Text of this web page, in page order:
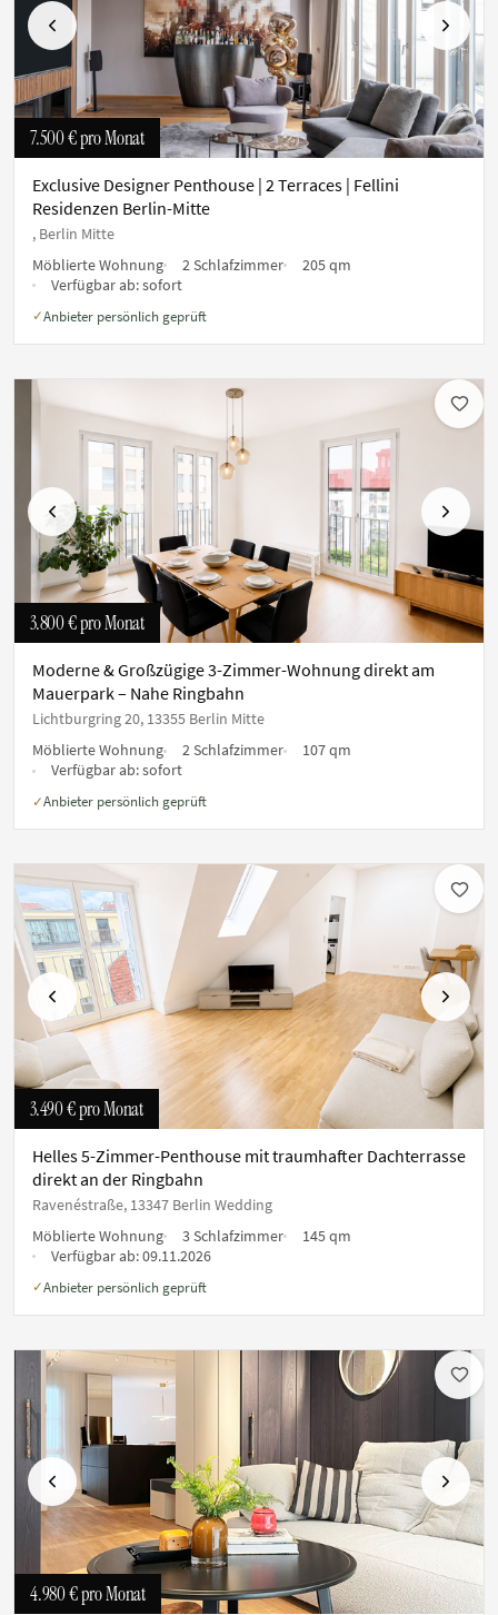
Vorherige Nächste
7.500 €pro Monat
Exclusive Designer Penthouse | 2 Terraces | Fellini
Residenzen Berlin-Mitte
, Berlin Mitte
Möblierte Wohnung
2 Schlafzimmer
205 qm
Verfügbar ab:sofort
✓Anbieter persönlich geprüft
Vorherige Nächste
3.800 €pro Monat
Moderne & Großzügige 3-Zimmer-Wohnung direkt am
Mauerpark – Nahe Ringbahn
Lichtburgring 20, 13355 Berlin Mitte
Möblierte Wohnung
2 Schlafzimmer
107 qm
Verfügbar ab:sofort
✓Anbieter persönlich geprüft
Vorherige Nächste
3.490 €pro Monat
Helles 5-Zimmer-Penthouse mit traumhafter Dachterrasse
direkt an der Ringbahn
Ravenéstraße, 13347 Berlin Wedding
Möblierte Wohnung
3 Schlafzimmer
145 qm
Verfügbar ab:09.11.2026
✓Anbieter persönlich geprüft
Vorherige Nächste
4.980 €pro Monat